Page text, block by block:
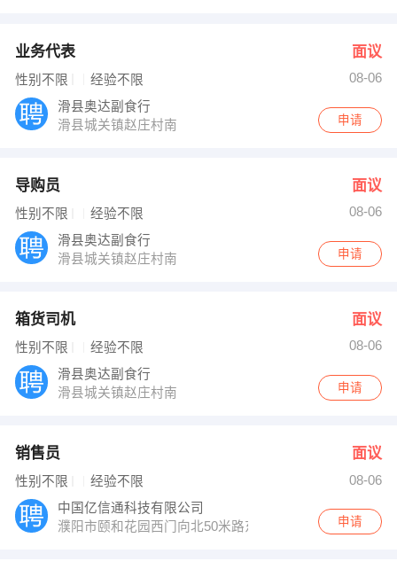
业务代表 面议
性别不限 经验不限
08-06
滑县奥达副食行
滑县城关镇赵庄村南
申请
导购员 面议
性别不限 经验不限
08-06
滑县奥达副食行
滑县城关镇赵庄村南
申请
箱货司机 面议
性别不限 经验不限
08-06
滑县奥达副食行
滑县城关镇赵庄村南
申请
销售员 面议
性别不限 经验不限
08-06
中国亿信通科技有限公司
濮阳市颐和花园西门向北50米路东
申请